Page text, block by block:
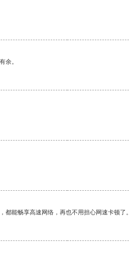
余。
能畅享高速网络，再也不用担心网速卡顿了。